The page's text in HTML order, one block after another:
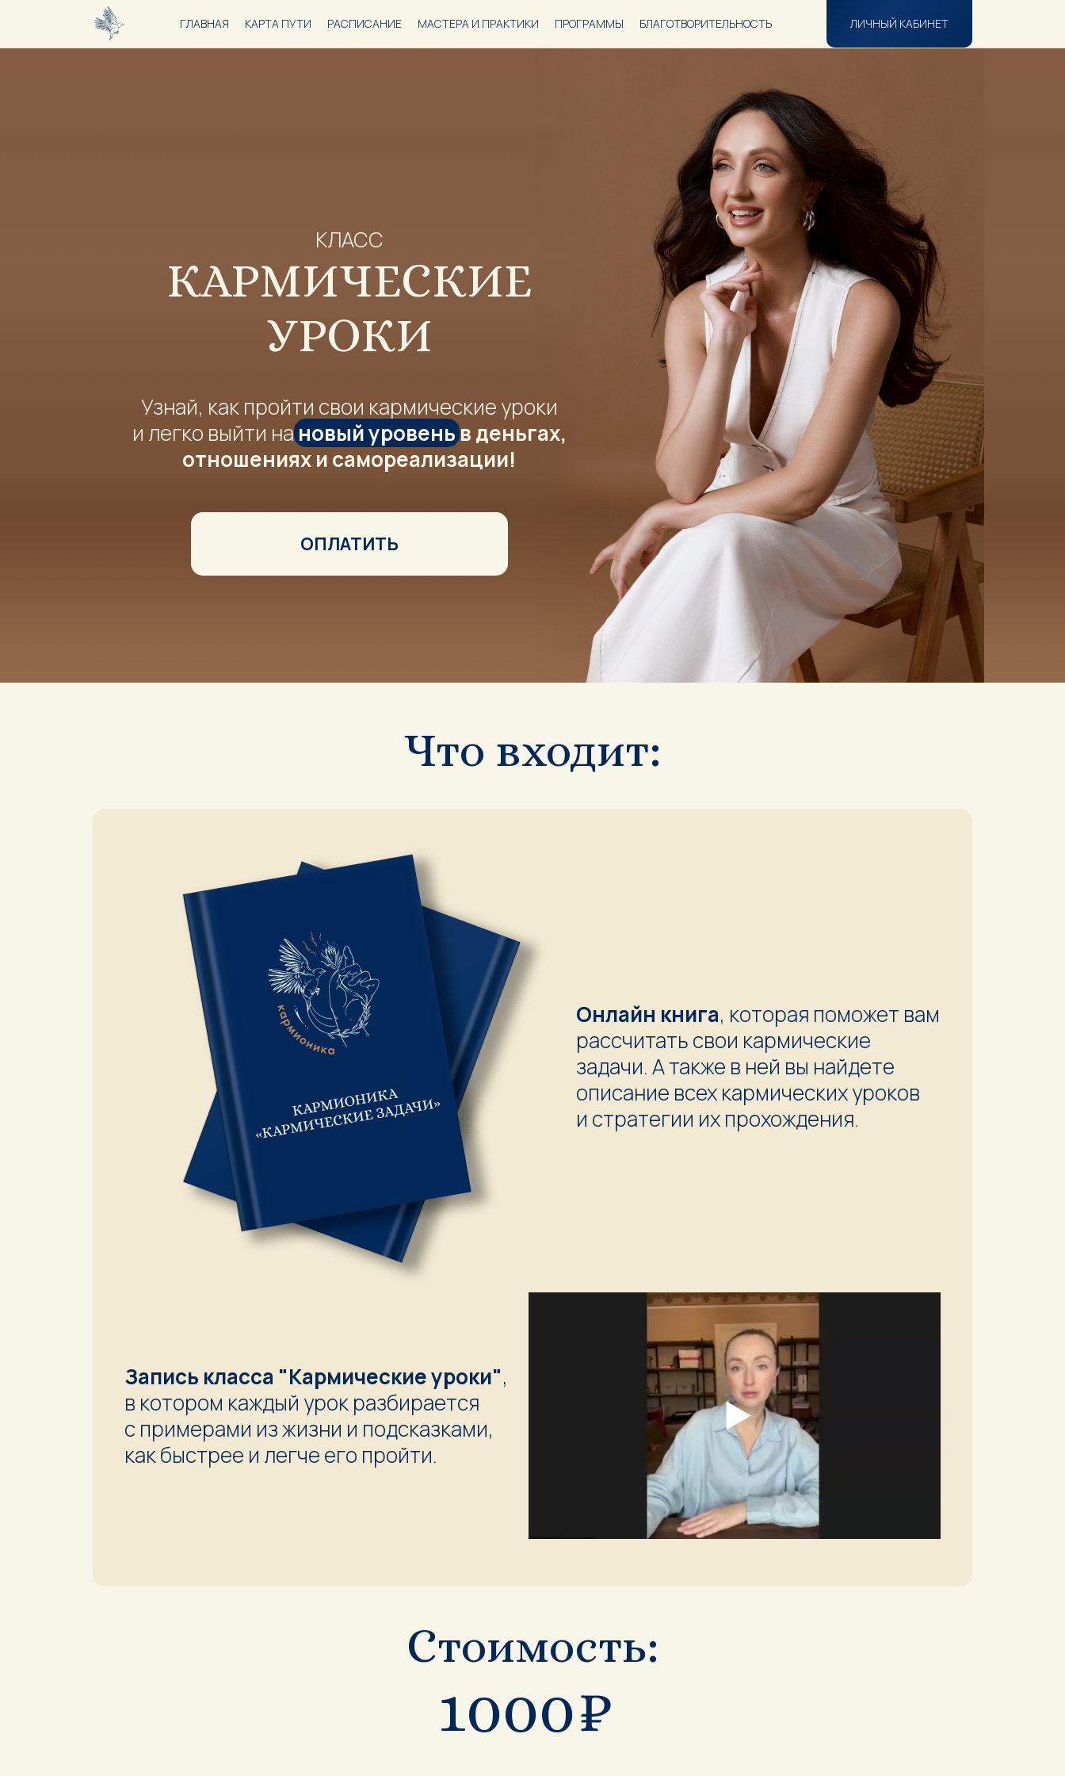
ГЛАВНАЯ КАРТА ПУТИ РАСПИСАНИЕ МАСТЕРА И ПРАКТИКИ ПРОГРАММЫ БЛАГОТВОРИТЕЛЬНОСТЬ ЛИЧНЫЙ КАБИНЕТ
КЛАСС
КАРМИЧЕСКИЕ
УРОКИ
Узнай, как пройти свои кармические уроки
и легко выйти нановый уровеньв деньгах,
отношениях и самореализации!
ОПЛАТИТЬ
Что входит:
Онлайн книга, которая поможет вам
рассчитать свои кармические
задачи. А также в ней вы найдете
описание всех кармических уроков
и стратегии их прохождения.
Запись класса "Кармические уроки",
в котором каждый урок разбирается
с примерами из жизни и подсказками,
как быстрее и легче его пройти.
Стоимость:
1000₽